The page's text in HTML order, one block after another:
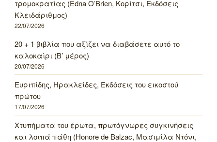
τρομοκρατίας (Edna O’Brien, Κορίτσι, Εκδόσεις
Κλειδάριθμος)
22/07/2026
20 + 1 βιβλία που αξίζει να διαβάσετε αυτό το
καλοκαίρι (Β’ μέρος)
20/07/2026
Ευριπίδης, Ηρακλείδες, Εκδόσεις του εικοστού
πρώτου
17/07/2026
Χτυπήματα του έρωτα, πρωτόγνωρες συγκινήσεις
και λοιπά πάθη (Honore de Balzac, Μασιμίλα Ντόνι,